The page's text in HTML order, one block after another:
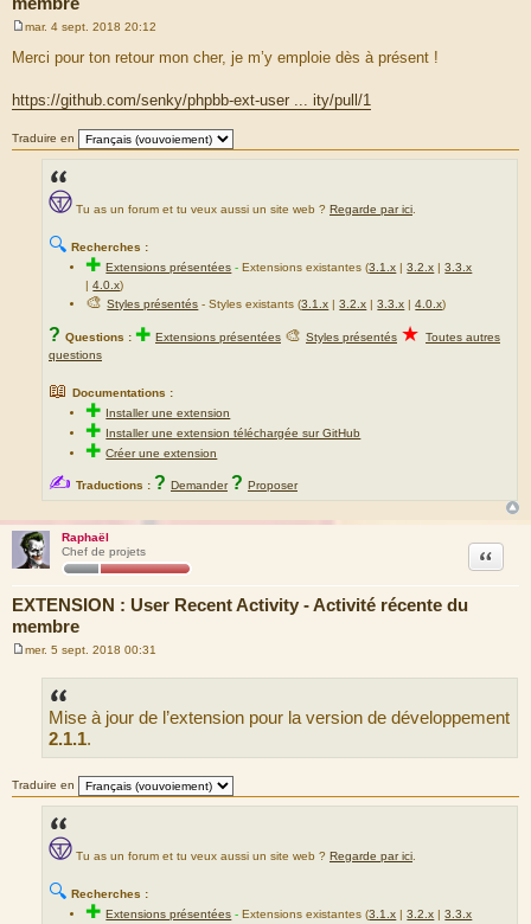
{L_REPLIES}</dfn></dd>
<dd class="views">{post.VIEWS} <dfn>
<dd class="lastpost"><span><dfn>
{post.TIME} <a href="
</dd>
</dl>
</li>
<!-- END post -->
</ul>
</div>
<!-- ENDIF -->
s
a
g
mar. 4 sept. 2018 20:12
Merci pour ton retour mon cher, je m’y emploie dès à présent !
https://github.com/senky/phpbb-ext-user ... ity/pull/1
Traduire en
Tu as un forum et tu veux aussi un site web ? Regarde par ici
🔍 Recherches :
✚Extensions présentées -Extensions existantes (3.1.x |3.2.x |3.3.x
|4.0.x)
🎨Styles présentés - Styles existants (3.1.x |3.2.x |3.3.x |4.0.x)
? Questions : ✚ Extensions présentées 🎨 Styles présentés ★ Toutes autres
questions
📖 Documentations :
✚ Installer une extension
✚ Installer une extension téléchargée sur GitHub
✚Créer une extension
✍ Traductions : ? Demander ? Proposer
Raphaël
Chef de projets
EXTENSION : User Recent Activity - Activité récente du
membre
Citation
mer. 5 sept. 2018 00:31
Mise à jour de l’extension pour la version de développement
2.1.1.
Traduire en
Tu as un forum et tu veux aussi un site web ? Regarde par ici
🔍 Recherches :
✚Extensions présentées -Extensions existantes (3.1.x |3.2.x |3.3.x